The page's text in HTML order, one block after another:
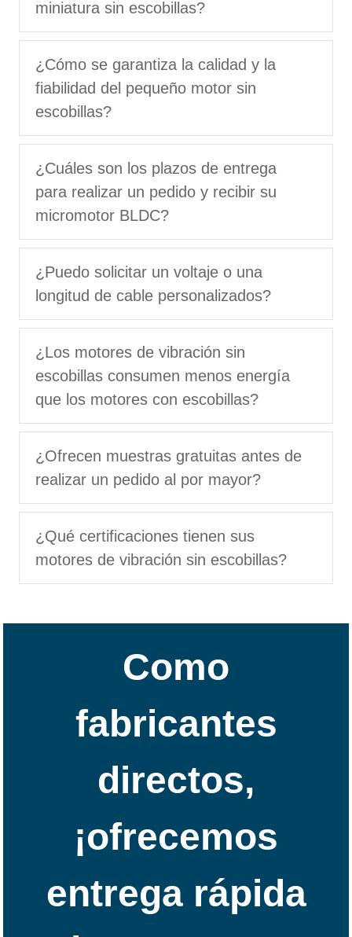
miniatura sin escobillas?
¿Cómo se garantiza la calidad y la
fiabilidad del pequeño motor sin
escobillas?
¿Cuáles son los plazos de entrega
para realizar un pedido y recibir su
micromotor BLDC?
¿Puedo solicitar un voltaje o una
longitud de cable personalizados?
¿Los motores de vibración sin
escobillas consumen menos energía
que los motores con escobillas?
¿Ofrecen muestras gratuitas antes de
realizar un pedido al por mayor?
¿Qué certificaciones tienen sus
motores de vibración sin escobillas?
Como
fabricantes
directos,
¡ofrecemos
entrega rápida